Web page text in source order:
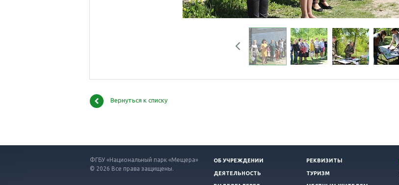
Previous
Вернуться к списку
ФГБУ «Национальный парк «Мещера»
© 2026 Все права защищены.
ОБ УЧРЕЖДЕНИИ РЕКВИЗИТЫ
ДЕЯТЕЛЬНОСТЬ ТУРИЗМ